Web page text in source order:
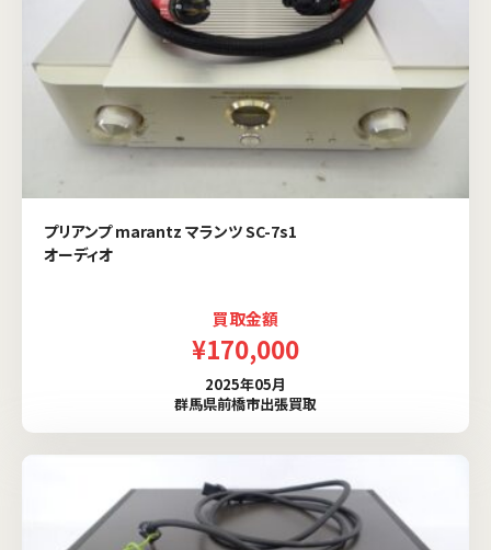
プリアンプ marantz マランツ SC-7s1
オーディオ
買取金額
¥170,000
2025年05月
群馬県前橋市出張買取